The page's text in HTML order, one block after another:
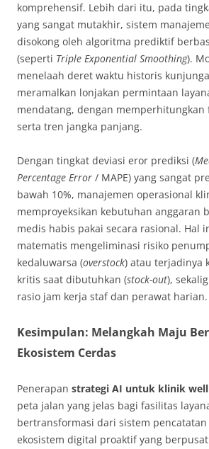
komprehensif. Lebih dari itu, pada
yang sangat mutakhir, sistem
disokong oleh algoritma prediktif
(seperti Triple Exponential Smoothing).
menelaah deret waktu historis
meramalkan lonjakan permintaan
mendatang, dengan memperhitungkan
serta tren jangka panjang.
Dengan tingkat deviasi eror prediksi (
Percentage Error / MAPE) yang sangat
bawah 10%, manajemen operasional
memproyeksikan kebutuhan anggaran
medis habis pakai secara rasional. Hal
matematis mengeliminasi risiko
kedaluwarsa (overstock) atau terjadinya
kritis saat dibutuhkan (stock-out),
rasio jam kerja staf dan perawat harian.
Kesimpulan: Melangkah Maju
Ekosistem Cerdas
Penerapan strategi AI untuk klinik
peta jalan yang jelas bagi fasilitas
bertransformasi dari sistem
ekosistem digital proaktif yang